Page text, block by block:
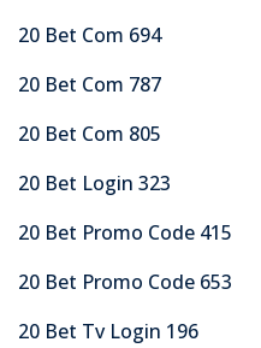
20 Bet Com 694
20 Bet Com 787
20 Bet Com 805
20 Bet Login 323
20 Bet Promo Code 415
20 Bet Promo Code 653
20 Bet Tv Login 196